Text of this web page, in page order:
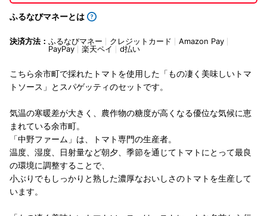
ふるなびマネーとは
決済方法： ふるなびマネー クレジットカード
Amazon Pay
PayPay
楽天ペイ d払い
こちら余市町で採れたトマトを使用した「もの凄く美味しいトマ
トソース」とスパゲッティのセットです。
気温の寒暖差が大きく、農作物の糖度が高くなる優位な気候に恵
まれている余市町。
「中野ファーム」は、トマト専門の生産者。
温度、湿度、日射量など朝夕、季節を通じてトマトにとって最良
の環境に調整することで、
小ぶりでもしっかりと熟した濃厚なおいしさのトマトを生産して
います。